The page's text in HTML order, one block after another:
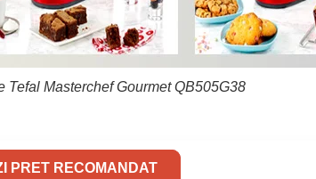
Tefal Masterchef Gourmet QB505G38
PRET RECOMANDAT